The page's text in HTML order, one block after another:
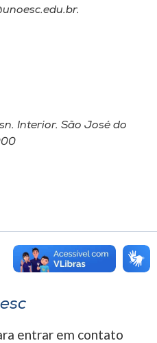
Interior. São José do
entrar em contato